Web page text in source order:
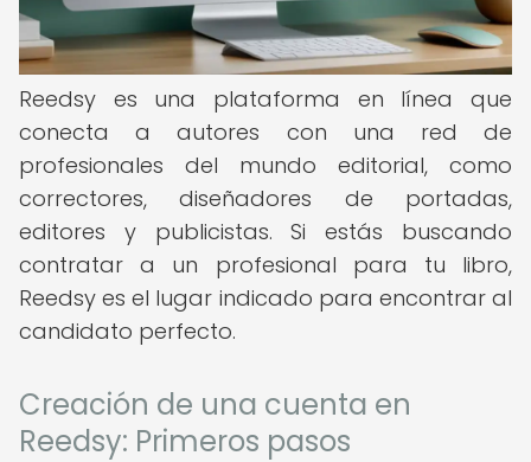
Reedsy es una plataforma en línea que
conecta a autores con una red de
profesionales del mundo editorial, como
correctores, diseñadores de portadas,
editores y publicistas. Si estás buscando
contratar a un profesional para tu libro,
Reedsy es el lugar indicado para encontrar al
candidato perfecto.
Creación de una cuenta en
Reedsy: Primeros pasos